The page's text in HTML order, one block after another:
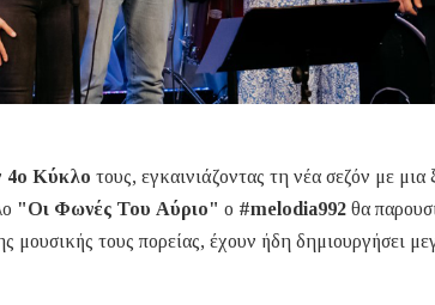
4ο Κύκλο τους, εγκαινιάζοντας τη νέα σεζόν με
"Οι Φωνές Του Αύριο" ο #melodia992 θα
μουσικής τους πορείας, έχουν ήδη δημιουργήσει